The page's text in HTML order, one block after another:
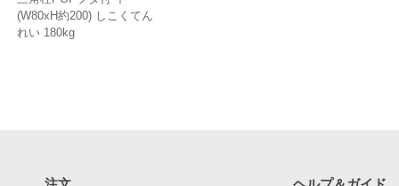
(W80xH約200) しこくてん
れい 180kg